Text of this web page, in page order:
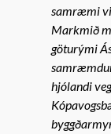
samræmi
Markmið
göturými
hjólandi